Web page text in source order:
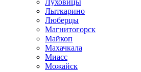
Луховицы
Лыткарино
Люберцы
Магнитогорск
Майкоп
Махачкала
Миасс
Можайск